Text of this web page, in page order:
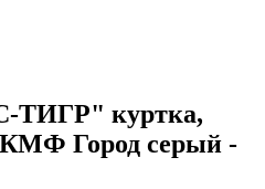
куртка,
Город серый -